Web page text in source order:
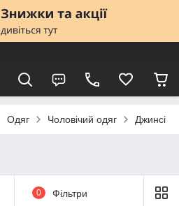
Одяг Чоловічий одяг Джинсі
0 Фільтри